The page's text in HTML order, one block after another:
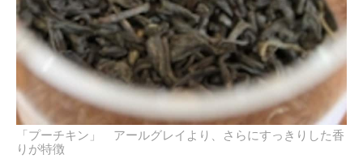
「プーチキン」 アールグレイより、さらにすっきりした香
りが特徴